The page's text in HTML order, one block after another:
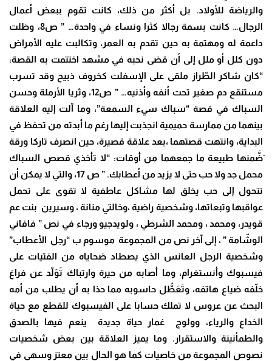
والرياضة للأولاد. بل أكثر من ذلك، كانت تقوم ببعض أعمال
الرجال… كانت بسمة رجالا كثرا ونساء في واحدة… ” ص8، وظلت
داعمة له ومهتمة به حين تقدم به العمر، وتكالبت عليه الأمراض
دون كلل أو ملل إلى أن قضى نحبه في مشهد اختتمت به القصة:
“كان شاكر الطّراز ملقى على الإسفلت كخروف ذبيح وقد تسرب
مستنقع دم صغير تحت أنفه وأذنيه… ” ص12، وثريا الأرملة وحسن
السباك في قصة “سباك سيء السمعة”، وما آلت إليه العلاقة
بينهما من ممارسة حميمية انجذبت إليها رغم ما أبدته من تحفظ في
البداية، وانتهت قصتهما ،بعد علاقة قصيرة، حين انصرف تاركا ورقة
َضَّمنها طبيعة ما جمعهما من أوقات: “لا تأخذي قصص السباك
محمل جد ولا حب حتى لا يزيد من أعطابك. ” ص 17، والتي لا يمكن أن
تتحول إلى حب يخلق لها مشاكل عاطفية لا تقوى على تحمل
عواقبها وتبعاتها، وشخصية راضية ،وخالتي منانة ، وسيرين بنت عم
قويدر، ومحمد ، ومحمد الشرطي ، ولويدجيو ورجاء في نص ” فافاني
الوشّامة ” ، إلى آخر نص من المجموعة موسوم ب “رجل الأعطاب”
وشخصية الرجل العانس الذي يصطاد ضحاياه من الفتيات على
فيسبوك وأنستغرام، وما أصابه من حيرة وارتباك تَوَلّد عن فراغ
خلّفه ضياع هاتفه، وتَعَطُّل حاسوبه مما حذا به أن يطلب من أمه
البحث عن عروس لا تملك حسابا على الفيسبوك للقطع مع حياة
الخداع والرياء، وولوج غمار حياة جديدة ينعم فيها بالصدق
والطمأنينة والاستقرار. وما يميز العلاقة بين بعض شخصيات
نصوص المجموعة من خاصيات كما هو الحال بين معتز وسهى في